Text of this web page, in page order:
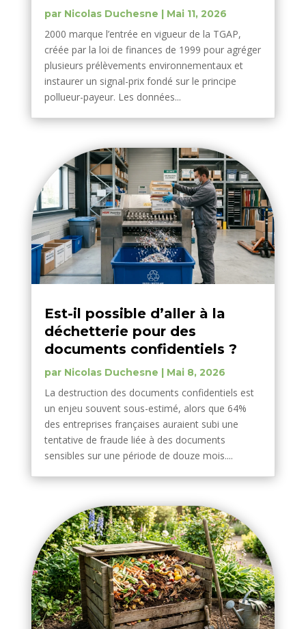
par Nicolas Duchesne Mai 11, 2026
2000 marque l’entrée en vigueur de la TGAP,
créée par la loi de finances de 1999 pour agréger
plusieurs prélèvements environnementaux et
instaurer un signal-prix fondé sur le principe
pollueur-payeur. Les données...
Est-il possible d’aller à la
déchetterie pour des
documents confidentiels ?
par Nicolas Duchesne | Mai 8, 2026
La destruction des documents confidentiels est
un enjeu souvent sous-estimé, alors que 64%
des entreprises françaises auraient subi une
tentative de fraude liée à des documents
sensibles sur une période de douze mois....